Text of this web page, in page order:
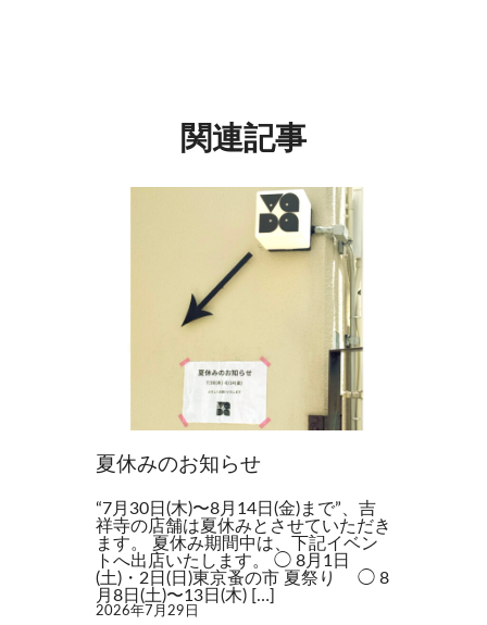
関連記事
夏休みのお知らせ
“7月30日(木)〜8月14日(金)まで”、吉
祥寺の店舗は夏休みとさせていただき
ます。 夏休み期間中は、下記イベン
トへ出店いたします。 ◯ 8月1日
(土)・2日(日)東京蚤の市 夏祭り ◯ 8
月8日(土)〜13日(木) […]
2026年7月29日